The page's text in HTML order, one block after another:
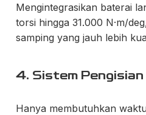
Mengintegrasikan baterai
torsi hingga 31.000 N·m/
samping yang jauh lebih
4. Sistem
Hanya membutuhkan